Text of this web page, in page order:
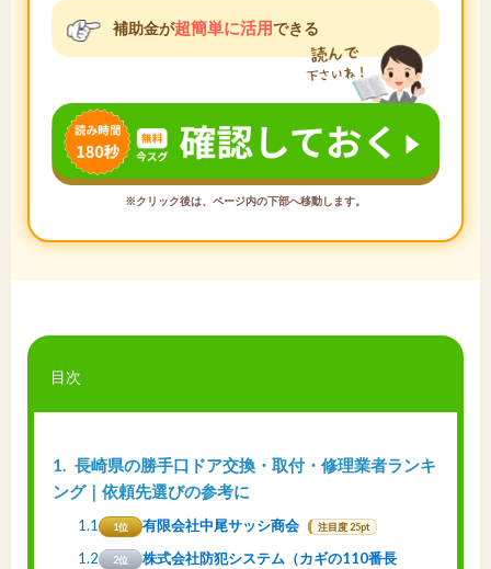
補助金が超簡単に活用できる
※クリック後は、ページ内の下部へ移動します。
目次
1
長崎県の勝手口ドア交換・取付・修理業者ランキ
ング｜依頼先選びの参考に
1.1 1位 有限会社中尾サッシ商会 注目度 25pt
1.2 2位
株式会社防犯システム（カギの110番長